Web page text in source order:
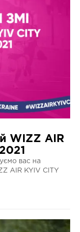
WIZZ AIR
вас на
AIR KYIV CITY